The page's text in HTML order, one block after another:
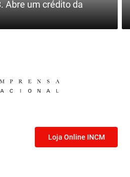
Abre um crédito da
Loja Online INCM